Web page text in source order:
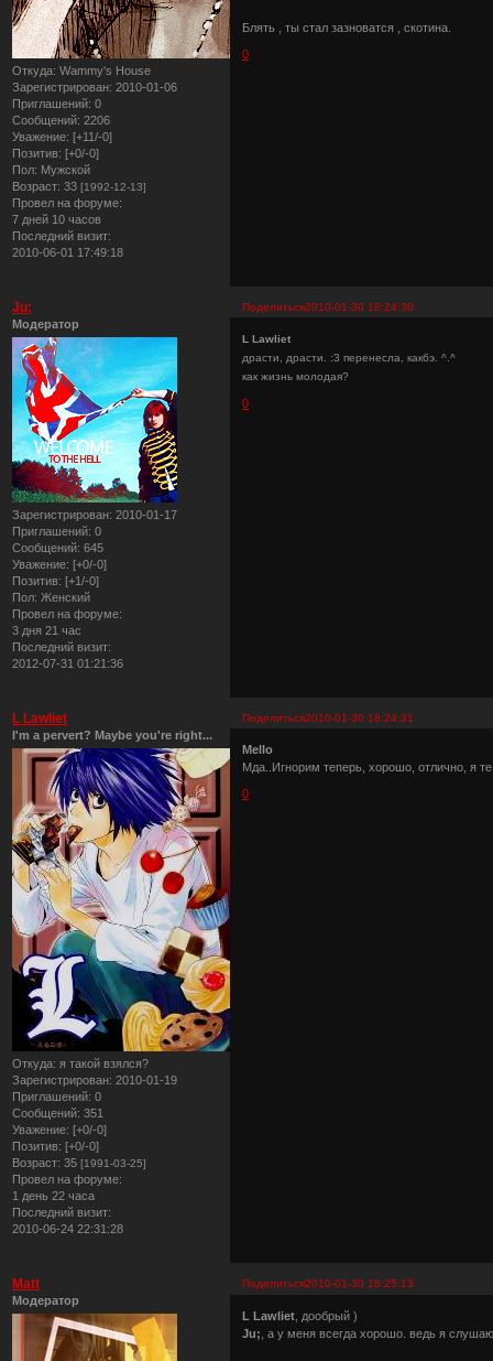
Откуда: Wammy's House
Зарегистрирован: 2010-01-06
Приглашений: 0
Сообщений: 2206
Уважение: [+11/-0]
Позитив: [+0/-0]
Пол: Мужской
Возраст: 33 [1992-12-13]
Провел на форуме:
7 дней 10 часов
Последний визит:
2010-06-01 17:49:18
Блять , ты стал зазноватся , скотина.
0
Поделиться2010-01-30 18:24:30
Ju;
Модератор
Зарегистрирован: 2010-01-17
Приглашений: 0
Сообщений: 645
Уважение: [+0/-0]
Позитив: [+1/-0]
Пол: Женский
Провел на форуме:
3 дня 21 час
Последний визит:
2012-07-31 01:21:36
L Lawliet
драсти, драсти. :3 перенесла, какбэ. ^.^
как жизнь молодая?
0
Поделиться2010-01-30 18:24:31
L Lawliet
I'm a pervert? Maybe you're right...
Откуда: я такой взялся?
Зарегистрирован: 2010-01-19
Приглашений: 0
Сообщений: 351
Уважение: [+0/-0]
Позитив: [+0/-0]
Возраст: 35 [1991-03-25]
Провел на форуме:
1 день 22 часа
Последний визит:
2010-06-24 22:31:28
Mello
Мда..Игнорим теперь, хорошо, отлично, я те
0
Поделиться2010-01-30 18:25:13
Matt
Модератор
L Lawliet , дообрый )
Ju; , а у меня всегда хорошо. ведь я